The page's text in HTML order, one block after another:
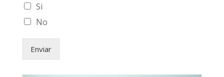
Si
No
Enviar